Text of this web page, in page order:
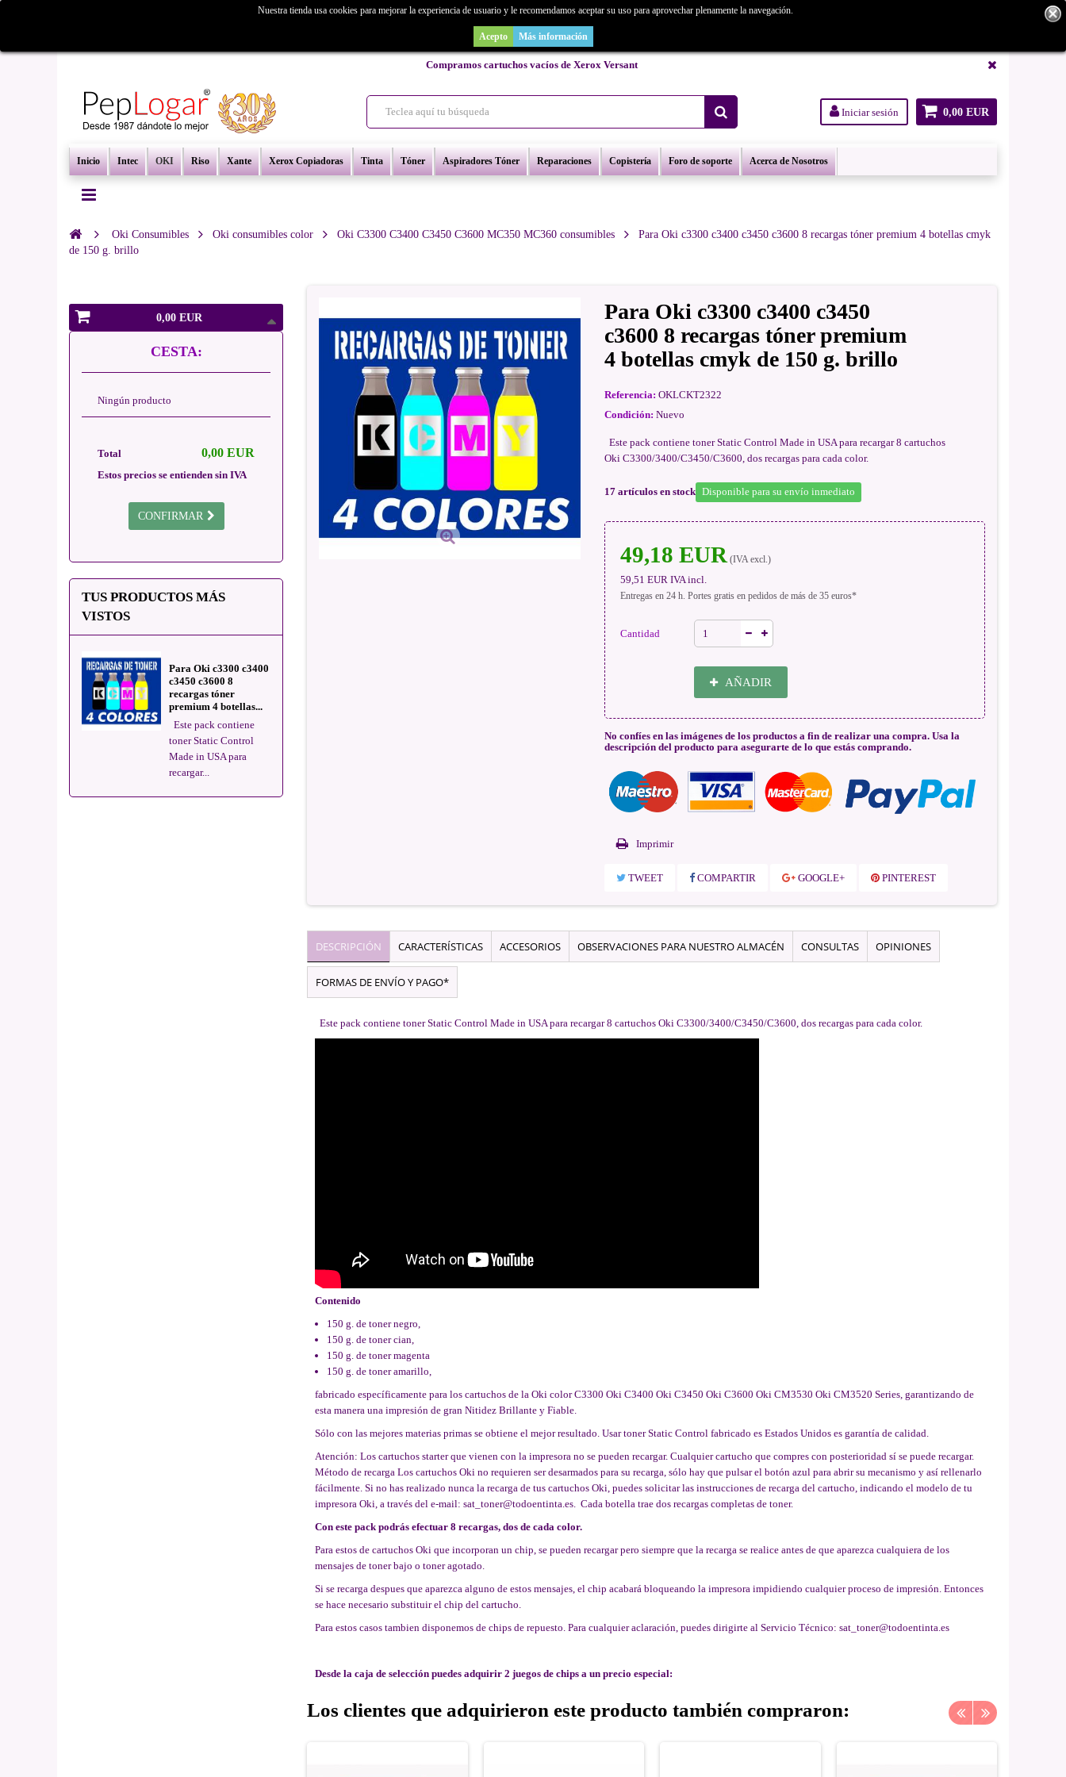
¿Buscas un repuesto de copiadora o buscas una de ocasión y no la encuentras? Consúltanos.
Compramos cartuchos vacíos de Xerox Versant
0,00 EUR
Iniciar sesión
Inicio Intec OKI Riso Xante Xerox Copiadoras Tinta Tóner Aspiradores Tóner Reparaciones Copistería Foro de soporte Acerca de Nosotros
Nuestra tienda usa cookies para mejorar la experiencia de usuario y le recomendamos aceptar su uso para aprovechar plenamente la navegación.
Acepto Más información
Oki Consumibles Oki consumibles color Oki C3300 C3400 C3450 C3600 MC350 MC360 consumibles
Para Oki c3300 c3400 c3450 c3600 8 recargas tóner premium 4 botellas cmyk
de 150 g. brillo
0,00 EUR
CESTA:
Ningún producto
0,00 EUR
Total
Estos precios se entienden sin IVA
CONFIRMAR
TUS PRODUCTOS MÁS
VISTOS
Para Oki c3300 c3400
c3450 c3600 8
recargas tóner
premium 4 botellas...
Este pack contiene
toner Static Control
Made in USA para
recargar...
Para Oki c3300 c3400 c3450
c3600 8 recargas tóner premium
4 botellas cmyk de 150 g. brillo
Referencia: OKLCKT2322
Condición: Nuevo
Este pack contiene toner Static Control Made in USA para recargar 8 cartuchos
Oki C3300/3400/C3450/C3600, dos recargas para cada color.
17 artículos en stock Disponible para su envío inmediato
49,18 EUR(IVA excl.)
59,51 EUR IVA incl.
Entregas en 24 h. Portes gratis en pedidos de más de 35 euros*
Cantidad
AÑADIR
No confíes en las imágenes de los productos a fin de realizar una compra. Usa la
descripción del producto para asegurarte de lo que estás comprando.
Imprimir
TWEET COMPARTIR GOOGLE+ PINTEREST
DESCRIPCIÓN CARACTERÍSTICAS ACCESORIOS OBSERVACIONES PARA NUESTRO ALMACÉN CONSULTAS OPINIONES
FORMAS DE ENVÍO Y PAGO*
Este pack contiene toner Static Control Made in USA para recargar 8 cartuchos Oki C3300/3400/C3450/C3600, dos recargas para cada color.
Contenido
150 g. de toner negro,
150 g. de toner cian,
150 g. de toner magenta
150 g. de toner amarillo,
fabricado específicamente para los cartuchos de la Oki color C3300 Oki C3400 Oki C3450 Oki C3600 Oki CM3530 Oki CM3520 Series, garantizando de
esta manera una impresión de gran Nitidez Brillante y Fiable.
Sólo con las mejores materias primas se obtiene el mejor resultado. Usar toner Static Control fabricado es Estados Unidos es garantía de calidad.
Atención: Los cartuchos starter que vienen con la impresora no se pueden recargar. Cualquier cartucho que compres con posterioridad sí se puede recargar.
Método de recarga Los cartuchos Oki no requieren ser desarmados para su recarga, sólo hay que pulsar el botón azul para abrir su mecanismo y así rellenarlo
fácilmente. Si no has realizado nunca la recarga de tus cartuchos Oki, puedes solicitar las instrucciones de recarga del cartucho, indicando el modelo de tu
impresora Oki, a través del e-mail: sat_toner@todoentinta.es. Cada botella trae dos recargas completas de toner.
Con este pack podrás efectuar 8 recargas, dos de cada color.
Para estos de cartuchos Oki que incorporan un chip, se pueden recargar pero siempre que la recarga se realice antes de que aparezca cualquiera de los
mensajes de toner bajo o toner agotado.
Si se recarga despues que aparezca alguno de estos mensajes, el chip acabará bloqueando la impresora impidiendo cualquier proceso de impresión. Entonces
se hace necesario substituir el chip del cartucho.
Para estos casos tambien disponemos de chips de repuesto. Para cualquier aclaración, puedes dirigirte al Servicio Técnico: sat_toner@todoentinta.es
Desde la caja de selección puedes adquirir 2 juegos de chips a un precio especial:
Los clientes que adquirieron este producto también compraron: